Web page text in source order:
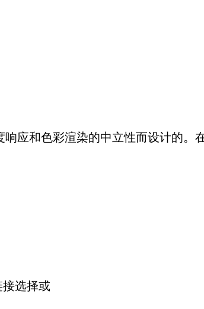
响应和色彩渲染的中立性而设计的
接选择或